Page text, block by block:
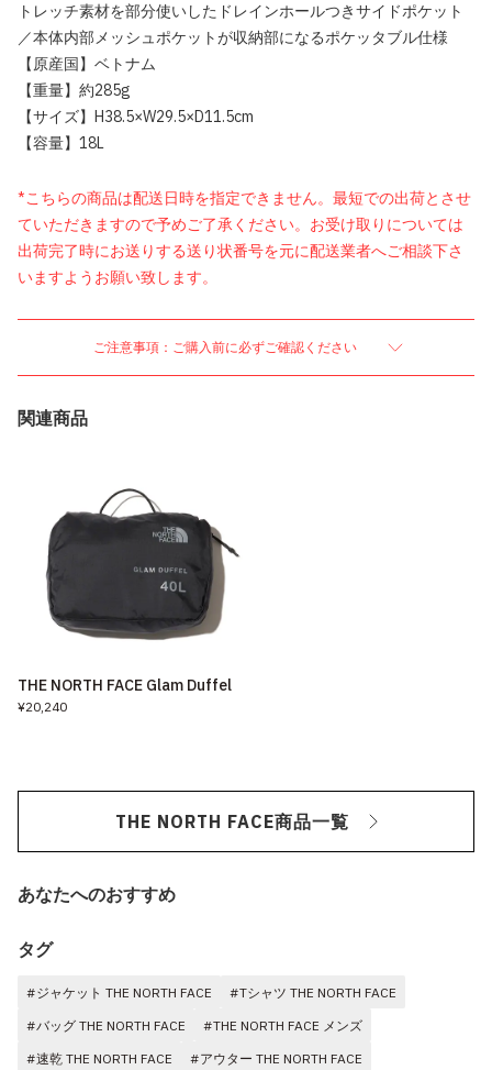
トレッチ素材を部分使いしたドレインホールつきサイドポケット
／本体内部メッシュポケットが収納部になるポケッタブル仕様
【原産国】ベトナム
【重量】約285g
【サイズ】H38.5×W29.5×D11.5cm
【容量】18L
*こちらの商品は配送日時を指定できません。最短での出荷とさせ
ていただきますので予めご了承ください。お受け取りについては
出荷完了時にお送りする送り状番号を元に配送業者へご相談下さ
いますようお願い致します。
ご注意事項：ご購入前に必ずご確認ください
関連商品
THE NORTH FACE Glam Duffel
¥20,240
THE NORTH FACE商品一覧
あなたへのおすすめ
タグ
#ジャケット THE NORTH FACE
#Tシャツ THE NORTH FACE
#バッグ THE NORTH FACE
#THE NORTH FACE メンズ
#速乾 THE NORTH FACE
#アウター THE NORTH FACE